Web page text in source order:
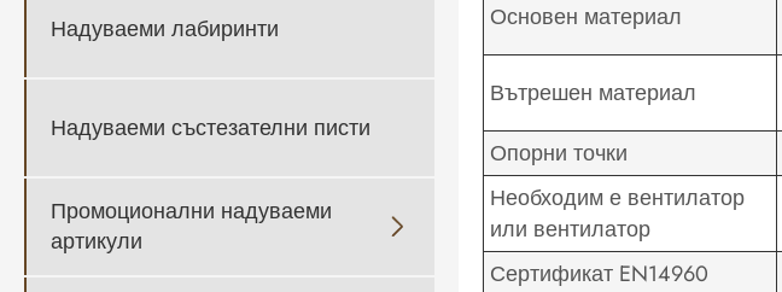
Надуваеми лабиринти
Надуваеми състезателни писти
Промоционални надуваеми
артикули

Основен материал
Вътрешен материал
Опорни точки
Необходим е вентилатор
или вентилатор
Сертификат EN14960